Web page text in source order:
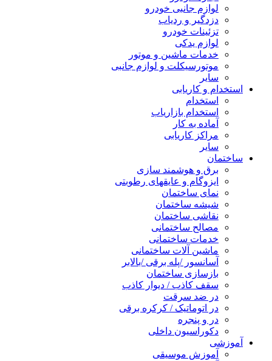
لوازم جانبی خودرو
دزدگیر و ردیاب
تزئینات خودرو
لوازم یدکی
خدمات ماشین و موتور
موتورسیکلت و لوازم جانبی
سایر
استخدام و کاریابی
استخدام
استخدام بازاریاب
آماده به کار
مراکز کاریابی
سایر
ساختمان
برق و هوشمند سازی
ایزوگام و عایقهای رطوبتی
نمای ساختمان
شیشه ساختمان
نقاشی ساختمان
مصالح ساختمانی
خدمات ساختمانی
ماشین آلات ساختمانی
آسانسور /پله برقی /بالابر
بازسازی ساختمان
سقف کاذب / دیوار کاذب
در ضد سرقت
در اتوماتیک / کرکره برقی
در و پنجره
دکوراسیون داخلی
آموزشی
آموزش موسیقی